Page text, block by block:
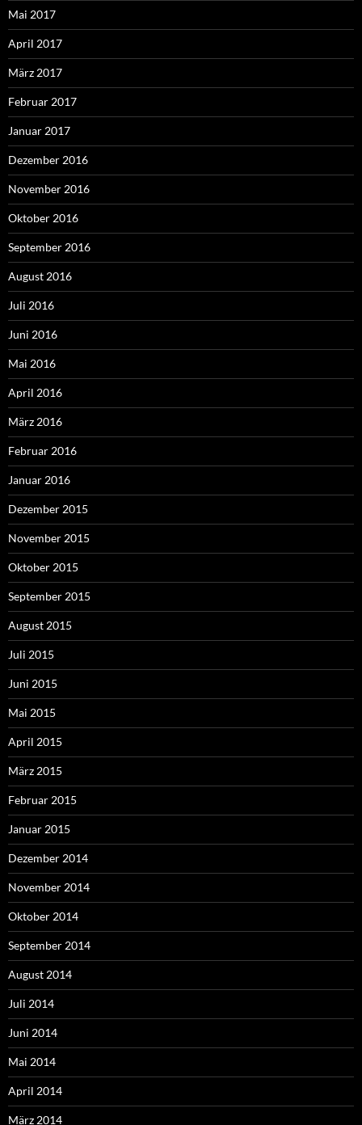
Mai 2017
April 2017
März 2017
Februar 2017
Januar 2017
Dezember 2016
November 2016
Oktober 2016
September 2016
August 2016
Juli 2016
Juni 2016
Mai 2016
April 2016
März 2016
Februar 2016
Januar 2016
Dezember 2015
November 2015
Oktober 2015
September 2015
August 2015
Juli 2015
Juni 2015
Mai 2015
April 2015
März 2015
Februar 2015
Januar 2015
Dezember 2014
November 2014
Oktober 2014
September 2014
August 2014
Juli 2014
Juni 2014
Mai 2014
April 2014
März 2014